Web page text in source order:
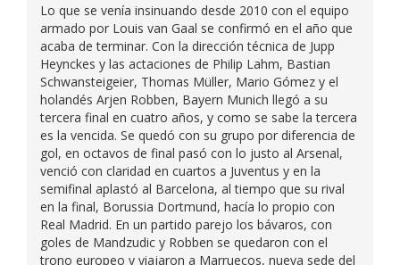
Lo que se venía insinuando desde 2010 con el equipo
armado por Louis van Gaal se confirmó en el año que
acaba de terminar. Con la dirección técnica de Jupp
Heynckes y las actaciones de Philip Lahm, Bastian
Schwansteigeier, Thomas Müller, Mario Gómez y el
holandés Arjen Robben, Bayern Munich llegó a su
tercera final en cuatro años, y como se sabe la tercera
es la vencida. Se quedó con su grupo por diferencia de
gol, en octavos de final pasó con lo justo al Arsenal,
venció con claridad en cuartos a Juventus y en la
semifinal aplastó al Barcelona, al tiempo que su rival
en la final, Borussia Dortmund, hacía lo propio con
Real Madrid. En un partido parejo los bávaros, con
goles de Mandzudic y Robben se quedaron con el
trono europeo y viajaron a Marruecos, nueva sede del